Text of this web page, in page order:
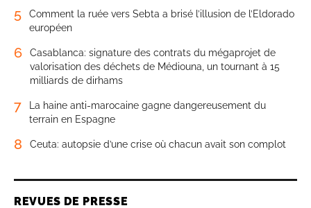
5
Comment la ruée vers Sebta a brisé l’illusion de l’Eldorado
européen
6
Casablanca: signature des contrats du mégaprojet de
valorisation des déchets de Médiouna, un tournant à 15
milliards de dirhams
7
La haine anti-marocaine gagne dangereusement du
terrain en Espagne
8 Ceuta: autopsie d’une crise où chacun avait son complot
REVUES DE PRESSE